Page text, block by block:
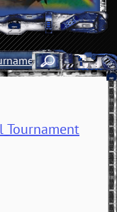
2004»
Tournament